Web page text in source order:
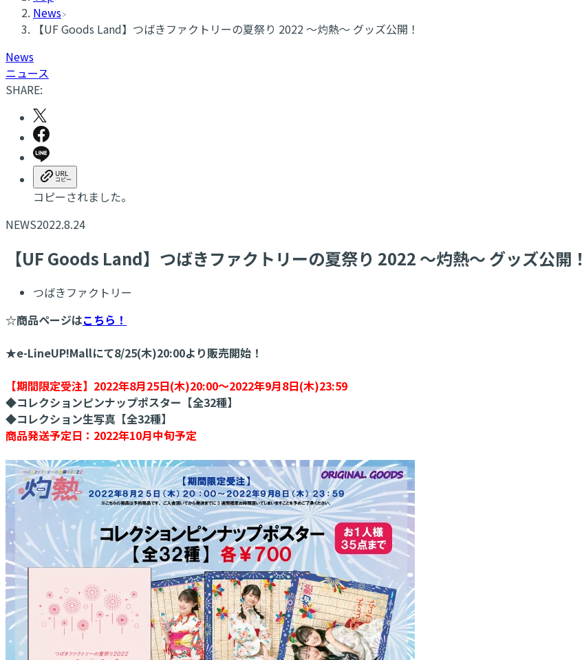
News
【UF Goods Land】つばきファクトリーの夏祭り 2022 ～灼熱～ グッズ公開！
News
ニュース
SHARE:
コピーされました。
NEWS2022.8.24
【UF Goods Land】つばきファクトリーの夏祭り 2022 ～灼熱～ グッズ公開！
つばきファクトリー
☆商品ページはこちら！
★e-LineUP!Mallにて8/25(木)20:00より販売開始！
【期間限定受注】2022年8月25日(木)20:00～2022年9月8日(木)23:59
◆コレクションピンナップポスター【全32種】
◆コレクション生写真【全32種】
商品発送予定日：2022年10月中旬予定